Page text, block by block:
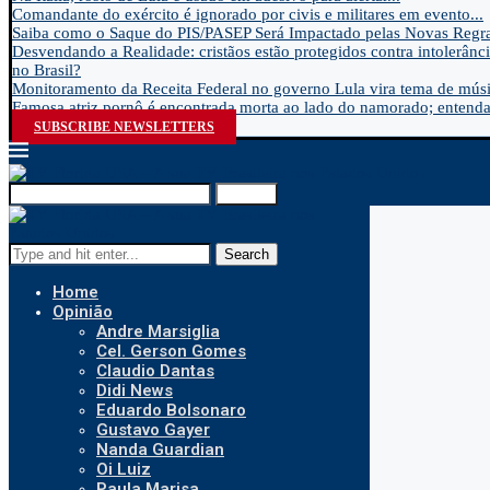
Comandante do exército é ignorado por civis e militares em evento...
Saiba como o Saque do PIS/PASEP Será Impactado pelas Novas
Desvendando a Realidade: cristãos estão protegidos contra
no Brasil?
Monitoramento da Receita Federal no governo Lula vira tema de
Famosa atriz pornô é encontrada morta ao lado do namorado;
SUBSCRIBE NEWSLETTERS
Search
Home
Opinião
Andre Marsiglia
Cel. Gerson Gomes
Claudio Dantas
Didi News
Eduardo Bolsonaro
Gustavo Gayer
Nanda Guardian
Oi Luiz